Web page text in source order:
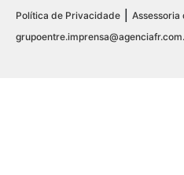
Política de Privacidade
Assessoria